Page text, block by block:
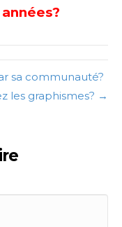
sa communauté?
les graphismes? →